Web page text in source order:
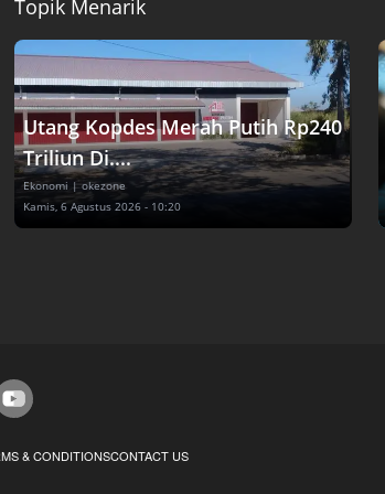
Topik Menarik
Utang Kopdes Merah Putih Rp240
Triliun Di....
Ekonomi | okezone
Kamis, 6 Agustus 2026 - 10:20
& CONDITIONSCONTACT US